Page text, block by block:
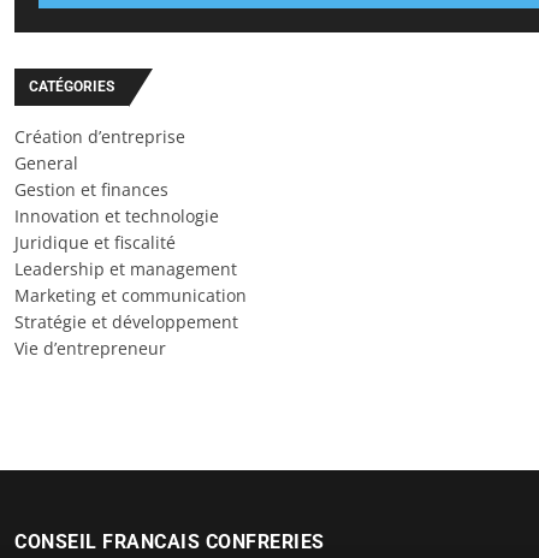
CATÉGORIES
Création d’entreprise
General
Gestion et finances
Innovation et technologie
Juridique et fiscalité
Leadership et management
Marketing et communication
Stratégie et développement
Vie d’entrepreneur
CONSEIL FRANCAIS CONFRERIES